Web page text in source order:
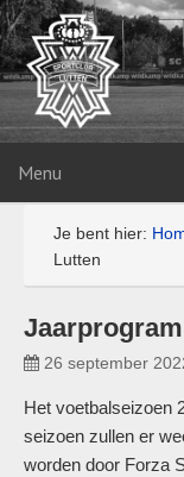
Menu
Je bent hier:
Lutten
26 september
Het voetbalseizoen
seizoen zullen er
worden door Forza